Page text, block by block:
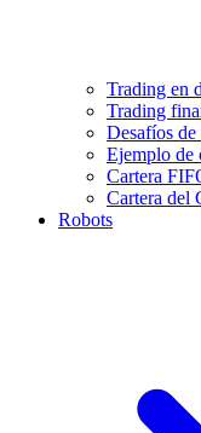
Trading en
Trading
Desafíos
Ejemplo de
Cartera
Cartera del
Robots